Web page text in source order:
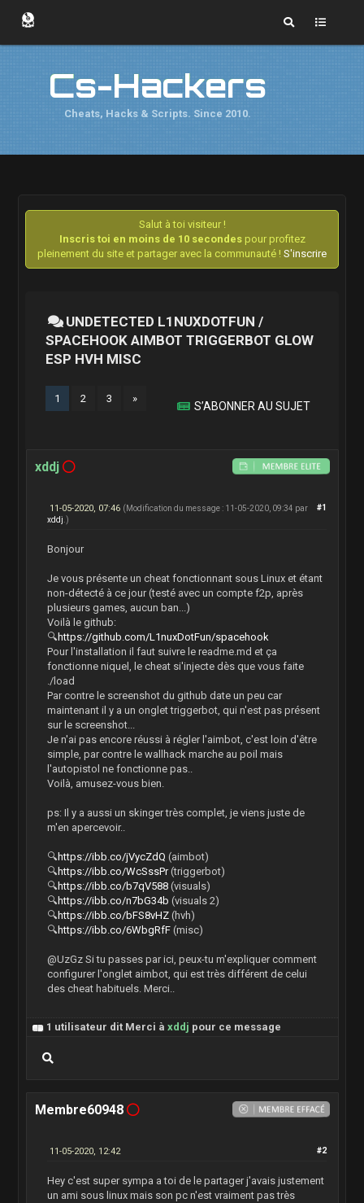
Cs-Hackers
Cheats, Hacks & Scripts. Since 2010.
Salut à toi visiteur !
Inscris toi en moins de 10 secondespour profitez
pleinement du site et partager avec la communauté ! S'inscrire
UNDETECTED L1NUXDOTFUN /
SPACEHOOK AIMBOT TRIGGERBOT GLOW
ESP HVH MISC
1 2 3 »
S’ABONNER AU SUJET
xddj
#1
11-05-2020, 07:46 (Modification du message : 11-05-2020, 09:34 par
xddj .)
Bonjour
Je vous présente un cheat fonctionnant sous Linux et étant
non-détecté à ce jour (testé avec un compte f2p, après
plusieurs games, aucun ban...)
Voilà le github:
🔍 https://github.com/L1nuxDotFun/spacehook
Pour l'installation il faut suivre le readme.md et ça
fonctionne niquel, le cheat si'injecte dès que vous faite
./load
Par contre le screenshot du github date un peu car
maintenant il y a un onglet triggerbot, qui n'est pas présent
sur le screenshot...
Je n'ai pas encore réussi à régler l'aimbot, c'est loin d'être
simple, par contre le wallhack marche au poil mais
l'autopistol ne fonctionne pas..
Voilà, amusez-vous bien.
ps: Il y a aussi un skinger très complet, je viens juste de
m'en apercevoir..
🔍 https://ibb.co/jVycZdQ (aimbot)
🔍 https://ibb.co/WcSssPr(triggerbot)
🔍 https://ibb.co/b7qV588(visuals)
🔍 https://ibb.co/n7bG34b (visuals 2)
🔍 https://ibb.co/bFS8vHZ(hvh)
🔍 https://ibb.co/6WbgRfF(misc)
@UzGz Si tu passes par ici, peux-tu m'expliquer comment
configurer l'onglet aimbot, qui est très différent de celui
des cheat habituels. Merci..
1 utilisateur dit Merci à xddj pour ce message
Membre60948
#2
11-05-2020, 12:42
Hey c'est super sympa a toi de le partager j'avais justement
un ami sous linux mais son pc n'est vraiment pas très